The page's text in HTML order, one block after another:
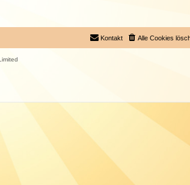
Alle Cookies
Kontakt